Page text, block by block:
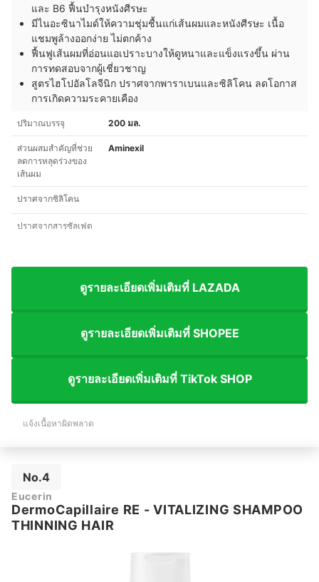
และ B6 ฟื้นบำรุงหนังศีรษะ
มีไนอะซินาไมด์ให้ความชุ่มชื้นแก่เส้นผมและหนังศีรษะ เนื้อ
แชมพูล้างออกง่าย ไม่ตกค้าง
ฟื้นฟูเส้นผมที่อ่อนแอเปราะบางให้ดูหนาและแข็งแรงขึ้น ผ่าน
การทดสอบจากผู้เชี่ยวชาญ
สูตรไฮโปอัลโลจีนิก ปราศจากพาราเบนและซิลิโคน ลดโอกาส
การเกิดความระคายเคือง
ปริมาณบรรจุ 200 มล.
ส่วนผสมสำคัญที่ช่วย
ลดการหลุดร่วงของ
เส้นผม
Aminexil
ปราศจากซิลิโคน
ปราศจากสารซัลเฟต
ดูรายละเอียดเพิ่มเติมที่ LAZADA
ดูรายละเอียดเพิ่มเติมที่ SHOPEE
ดูรายละเอียดเพิ่มเติมที่ TikTok SHOP
แจ้งเนื้อหาผิดพลาด
No.4
Eucerin
DermoCapillaire RE - VITALIZING SHAMPOO
THINNING HAIR